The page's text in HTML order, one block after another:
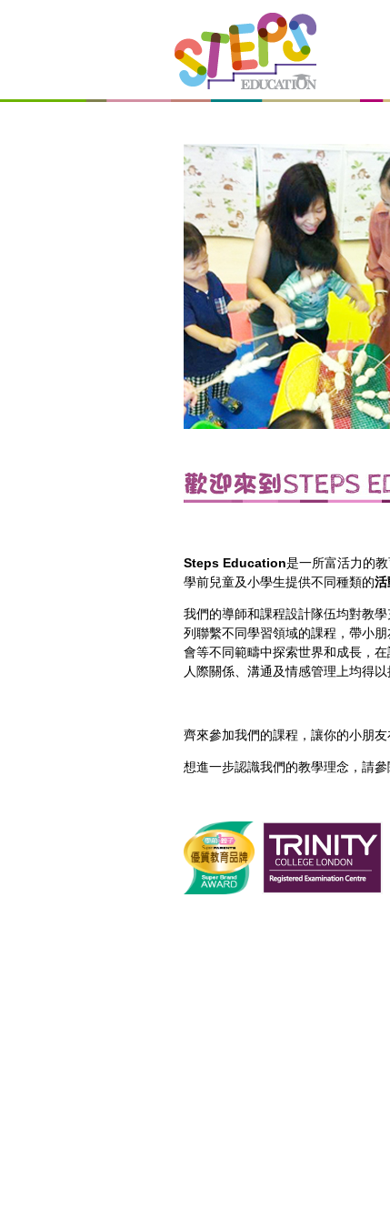
Steps Education是一所富活力的
學前兒童及小學生提供不同種類的活
我們的導師和課程設計隊伍均對教
列聯繫不同學習領域的課程，帶小朋
會等不同範疇中探索世界和成長，
人際關係、溝通及情感管理上均得以
齊來參加我們的課程，讓你的小朋
想進一步認識我們的教學理念，請參